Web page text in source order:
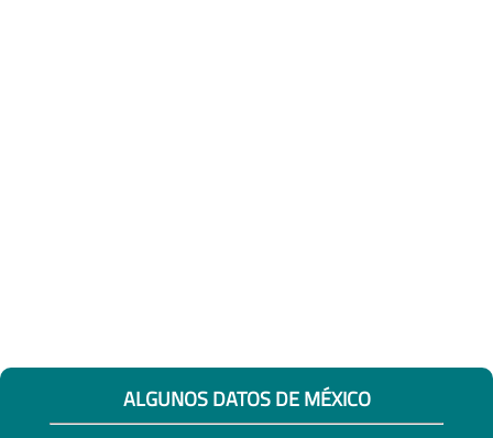
ALGUNOS DATOS DE MÉXICO